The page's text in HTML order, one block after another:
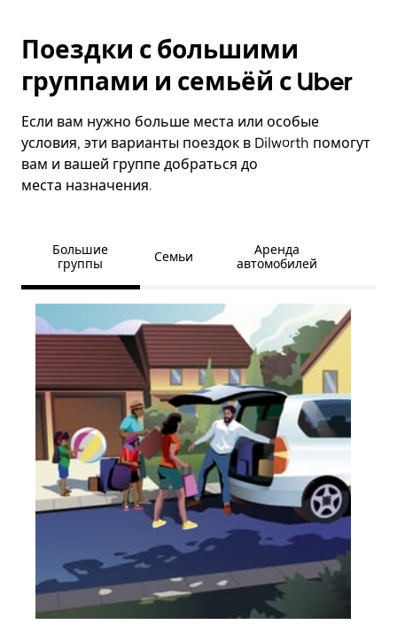
Поездки с большими
группами и семьёй с Uber
Если вам нужно больше места или особые
условия, эти варианты поездок в Dilworth помогут
вам и вашей группе добраться до
места назначения.
Большие
группы
Семьи
Аренда
автомобилей